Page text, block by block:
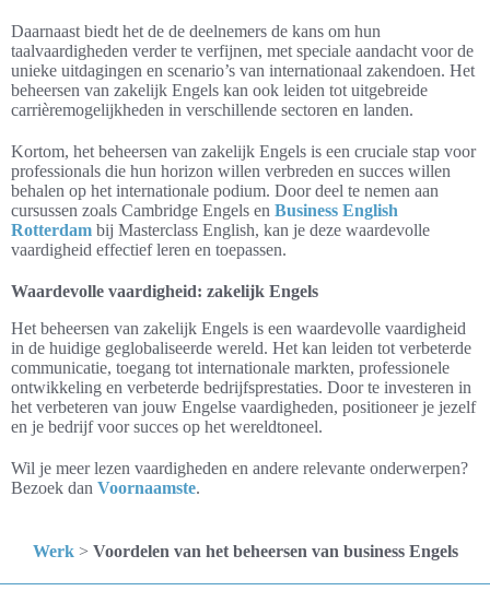
Daarnaast biedt het de de deelnemers de kans om hun
taalvaardigheden verder te verfijnen, met speciale aandacht voor de
unieke uitdagingen en scenario’s van internationaal zakendoen. Het
beheersen van zakelijk Engels kan ook leiden tot uitgebreide
carrièremogelijkheden in verschillende sectoren en landen.
Kortom, het beheersen van zakelijk Engels is een cruciale stap voor
professionals die hun horizon willen verbreden en succes willen
behalen op het internationale podium. Door deel te nemen aan
cursussen zoals Cambridge Engels en Business English
Rotterdam bij Masterclass English, kan je deze waardevolle
vaardigheid effectief leren en toepassen.
Waardevolle vaardigheid: zakelijk Engels
Het beheersen van zakelijk Engels is een waardevolle vaardigheid
in de huidige geglobaliseerde wereld. Het kan leiden tot verbeterde
communicatie, toegang tot internationale markten, professionele
ontwikkeling en verbeterde bedrijfsprestaties. Door te investeren in
het verbeteren van jouw Engelse vaardigheden, positioneer je jezelf
en je bedrijf voor succes op het wereldtoneel.
Wil je meer lezen vaardigheden en andere relevante onderwerpen?
Bezoek dan Voornaamste.
Werk> Voordelen van het beheersen van business Engels